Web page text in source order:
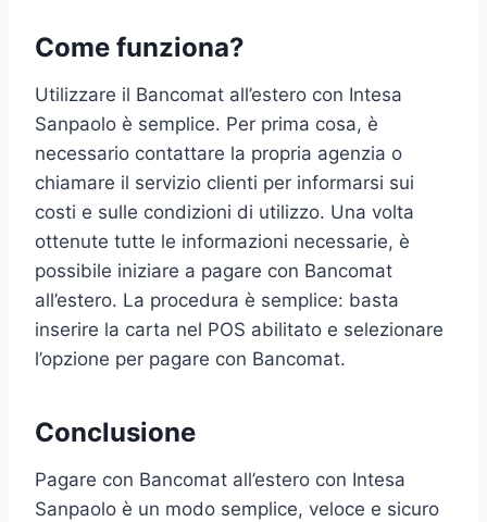
Come funziona?
Utilizzare il Bancomat all’estero con Intesa
Sanpaolo è semplice. Per prima cosa, è
necessario contattare la propria agenzia o
chiamare il servizio clienti per informarsi sui
costi e sulle condizioni di utilizzo. Una volta
ottenute tutte le informazioni necessarie, è
possibile iniziare a pagare con Bancomat
all’estero. La procedura è semplice: basta
inserire la carta nel POS abilitato e selezionare
l’opzione per pagare con Bancomat.
Conclusione
Pagare con Bancomat all’estero con Intesa
Sanpaolo è un modo semplice, veloce e sicuro